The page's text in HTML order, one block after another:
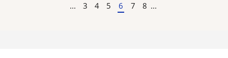
... 3 4 5 6 7 8 ...